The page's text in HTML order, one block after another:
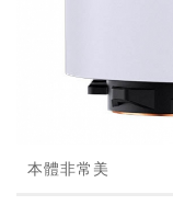
本體非常美